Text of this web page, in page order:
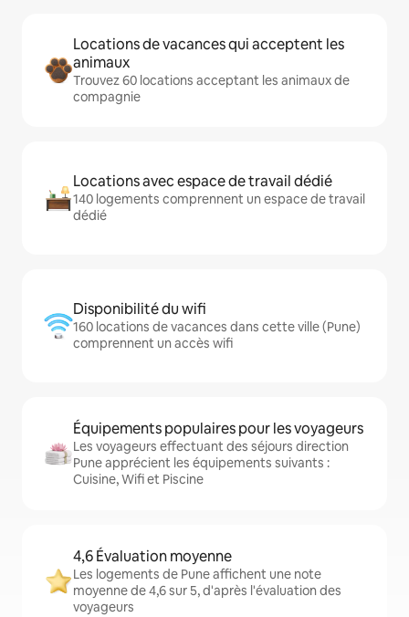
Locations de vacances qui acceptent les
animaux
Trouvez 60 locations acceptant les animaux de
compagnie
Locations avec espace de travail dédié
140 logements comprennent un espace de travail
dédié
Disponibilité du wifi
160 locations de vacances dans cette ville (Pune)
comprennent un accès wifi
Équipements populaires pour les voyageurs
Les voyageurs effectuant des séjours direction
Pune apprécient les équipements suivants :
Cuisine, Wifi et Piscine
4,6 Évaluation moyenne
Les logements de Pune affichent une note
moyenne de 4,6 sur 5, d'après l'évaluation des
voyageurs